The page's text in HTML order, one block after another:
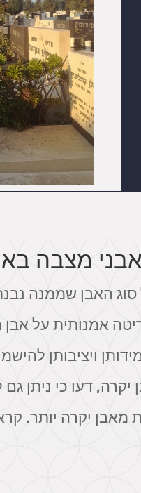
מצבה
סוג האבן שממנה
אמנותית על
ויציבותן
דעו כי ניתן
יקרה יותר.